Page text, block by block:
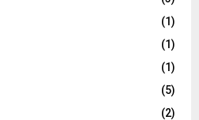
(1)
(1)
(1)
(5)
(2)